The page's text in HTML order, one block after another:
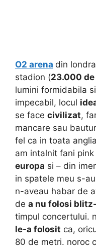
O2 arena din
stadion (23.000
lumini formidabila
impecabil, locul
se face civilizat,
mancare sau
fel ca in toata
am intalnit fani
europa si – din
in spatele meu s-
n-aveau habar de
de a nu folosi
timpul concertului.
le-a folosit ca,
80 de metri. noroc